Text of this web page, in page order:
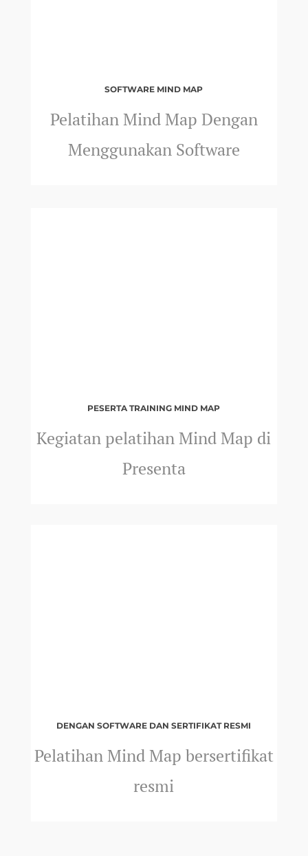
SOFTWARE MIND MAP
Pelatihan Mind Map Dengan
Menggunakan Software
PESERTA TRAINING MIND MAP
Kegiatan pelatihan Mind Map di
Presenta
DENGAN SOFTWARE DAN SERTIFIKAT RESMI
Pelatihan Mind Map bersertifikat
resmi